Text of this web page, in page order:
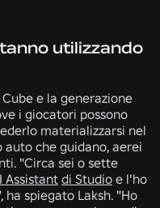
utilizzando
e la generazione
i giocatori possono
materializzarsi nel
che guidano, aerei
"Circa sei o sette
Assistant di Studio e l'ho
spiegato Laksh. "Ho